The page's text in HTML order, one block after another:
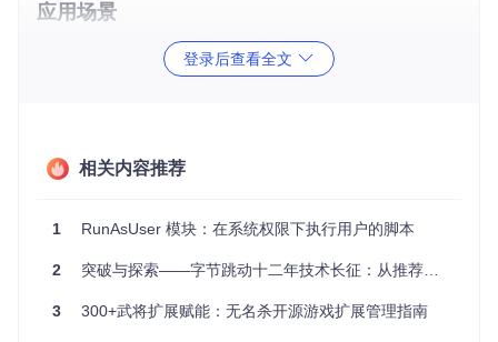
应用场景
Windows服务启动GUI应用：作为服务运行的程序可以借
CreateProcessAsUser启动用户界面，如设置向导、配
安全控制：通过限制特定进程的用户权限来提高安全性。
简单易用：只用一行代码ProcessExtensions.StartPro
兼容性好：支持.NET Framework 4.8和.NET 8.0，适应不
登录后查看全文
相关内容推荐
1 RunAsUser 模块：在系统权限下执行用户的脚本
2 突破与探索——字节跳动十二年技术长征：从推荐系统到AI for Science的创新之路
3 300+武将扩展赋能：无名杀开源游戏扩展管理指南